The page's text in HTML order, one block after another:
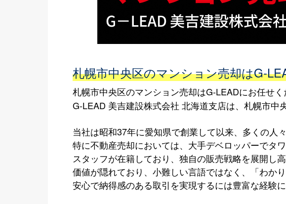
札幌市中央区のマンション売却はG-
札幌市中央区のマンション売却はG-LEADにお任せく
G-LEAD 美吉建設株式会社 北海道支店は、札幌市中
当社は昭和37年に愛知県で創業して以来、多くの人
特に不動産売却においては、大手デベロッパーでタ
スタッフが在籍しており、独自の販売戦略を展開し
価値が隠れており、小難しい言語ではなく、「わか
安心で納得感のある取引を実現するには豊富な経験